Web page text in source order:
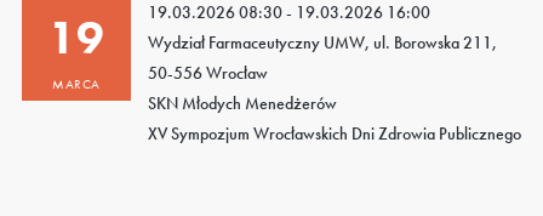
19
MARCA
19.03.2026 08:30 - 19.03.2026 16:00
Wydział Farmaceutyczny UMW, ul. Borowska 211,
50-556 Wrocław
SKN Młodych Menedżerów
XV Sympozjum Wrocławskich Dni Zdrowia Publicznego